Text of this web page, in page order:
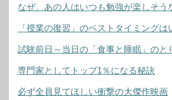
なぜ、あの人はいつも勉強が楽しそう
「授業の復習」のベストタイミングは
試験前日～当日の「食事と睡眠」のと
専門家としてトップ1％になる秘訣
必ず全員見てほしい衝撃の大傑作映画